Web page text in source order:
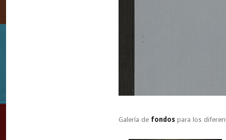
Galería de fondos para los